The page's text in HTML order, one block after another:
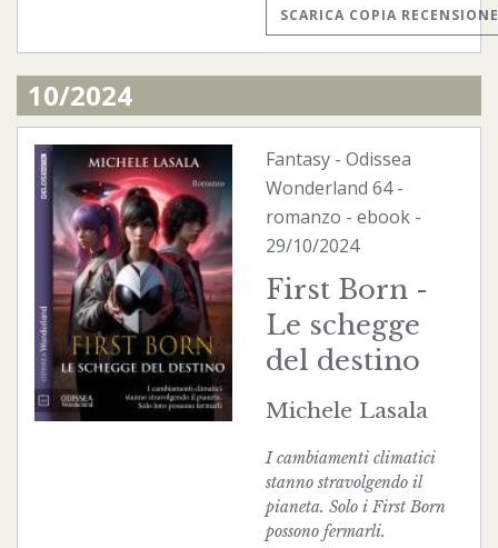
SCARICA COPIA RECENSIONE
10/2024
Fantasy - Odissea
Wonderland 64 -
romanzo - ebook -
29/10/2024
First Born -
Le schegge
del destino
Michele Lasala
I cambiamenti climatici
stanno stravolgendo il
pianeta. Solo i First Born
possono fermarli.